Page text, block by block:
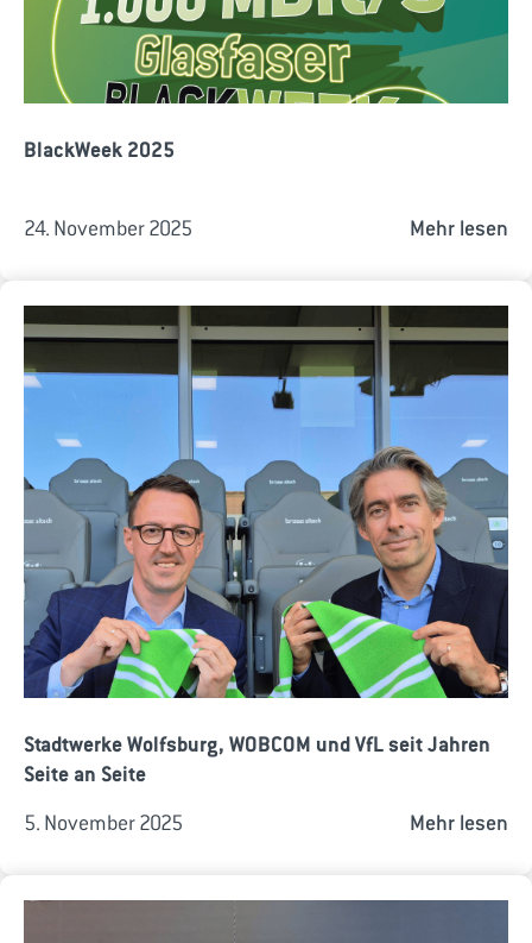
BlackWeek 2025
24. November 2025 Mehr lesen
Stadtwerke Wolfsburg, WOBCOM und VfL seit Jahren
Seite an Seite
5. November 2025 Mehr lesen